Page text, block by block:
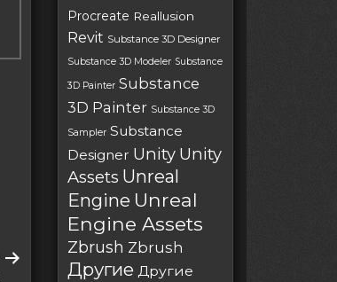
Procreate Reallusion
Revit Substance 3D Designer
Substance 3D Modeler Substance
3D Painter Substance
3D Painter Substance 3D
Sampler Substance
Designer Unity Unity
Assets Unreal
Engine Unreal
Engine Assets
Zbrush Zbrush
Другие Другие